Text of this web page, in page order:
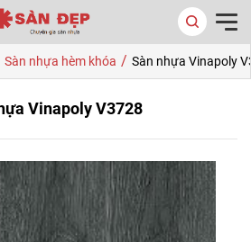
Sàn nhựa hèm khóa / Sàn nhựa Vinapoly
Vinapoly V3728